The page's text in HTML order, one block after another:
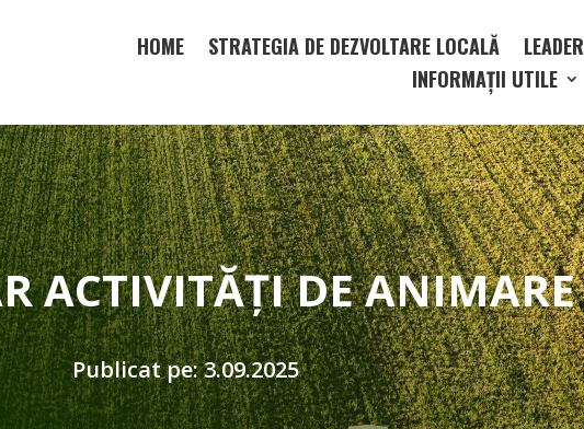
HOME STRATEGIA DE DEZVOLTARE LOCALĂ LEADER
INFORMAȚII UTILE
ACTIVITĂȚI DE ANIMARE
Publicat pe: 3.09.2025